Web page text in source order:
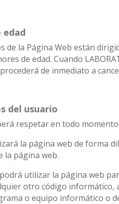
edad
de la Página Web están
de edad. Cuando
de inmediato a
del usuario
respetar en todo
la página web de forma
la página web.
utilizar la página web
otro código
o equipo informático o